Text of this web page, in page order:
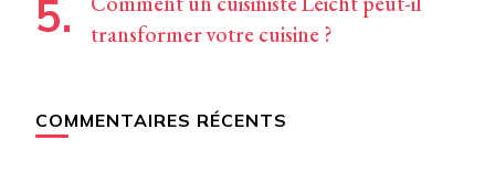
transformer votre cuisine ?
COMMENTAIRES RÉCENTS